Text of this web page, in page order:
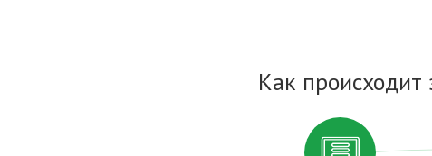
Как происходит